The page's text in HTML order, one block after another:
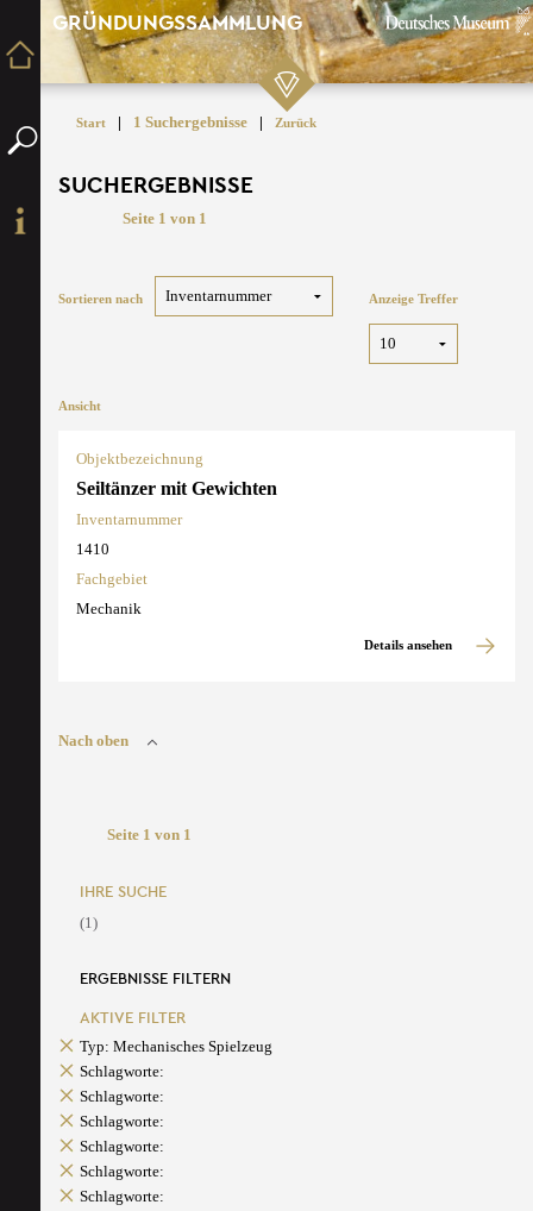
GRÜNDUNGSSAMMLUNG
Start | 1 Suchergebnisse | Zurück
SUCHERGEBNISSE
Seite 1 von 1
Sortieren nach Anzeige Treffer
Ansicht
Objektbezeichnung
Seiltänzer mit Gewichten
Inventarnummer
1410
Fachgebiet
Mechanik
Details ansehen
Nach oben
Seite 1 von 1
IHRE SUCHE
(1)
ERGEBNISSE FILTERN
AKTIVE FILTER
Typ: Mechanisches Spielzeug
Schlagworte:
Schlagworte:
Schlagworte:
Schlagworte:
Schlagworte:
Schlagworte: